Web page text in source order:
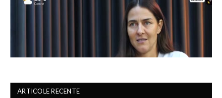
ARTICOLE RECENTE